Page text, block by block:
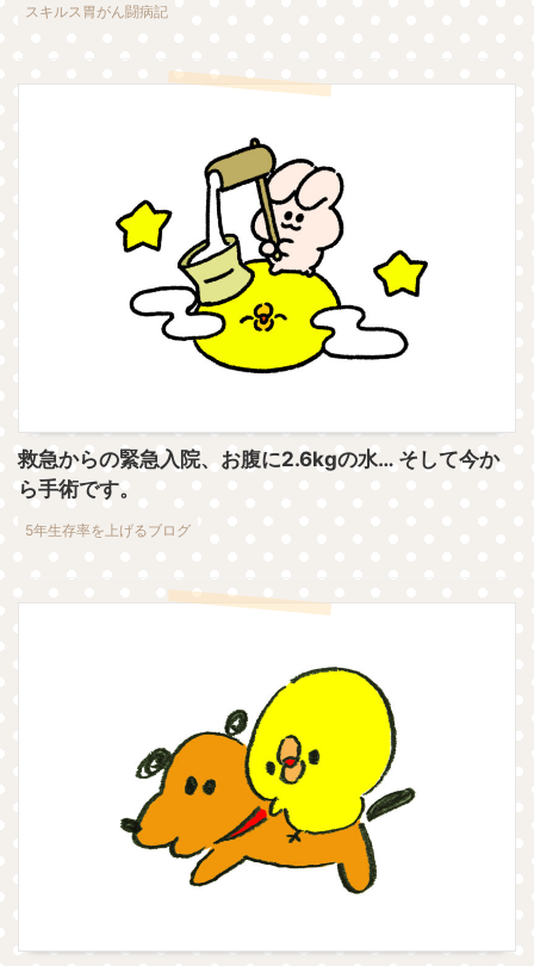
スキルス胃がん闘病記
救急からの緊急入院、お腹に2.6kgの水… そして今か
ら手術です。
5年生存率を上げるブログ